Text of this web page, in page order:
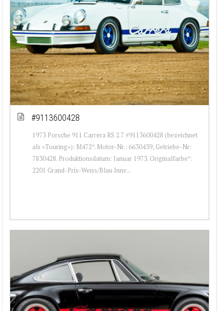
#9113600428
1973 Porsche 911 Carrera RS 2.7 #9113600428 (bezeichnet
als «Touring»): M472*. Motor-Nr.: 6630439, Getriebe-Nr:
7830428. Produktionsdatum: Januar 1973. Originalfarbe*:
2201 Grand-Prix-Weiss/Blau Inne...